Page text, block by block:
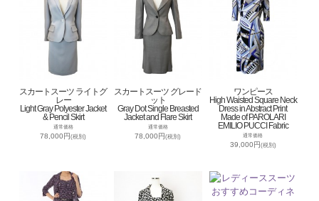
スカートスーツ ライトグ
レー
Light Gray Polyester Jacket
& Pencil Skirt
通常価格
78,000円(税別)
スカートスーツ グレード
ット
Gray Dot Single Breasted
Jacket and Flare Skirt
通常価格
78,000円(税別)
ワンピース
High Waisted Square Neck
Dress in Abstract Print
Made of PAROLARI
EMILIO PUCCI Fabric
通常価格
39,000円(税別)